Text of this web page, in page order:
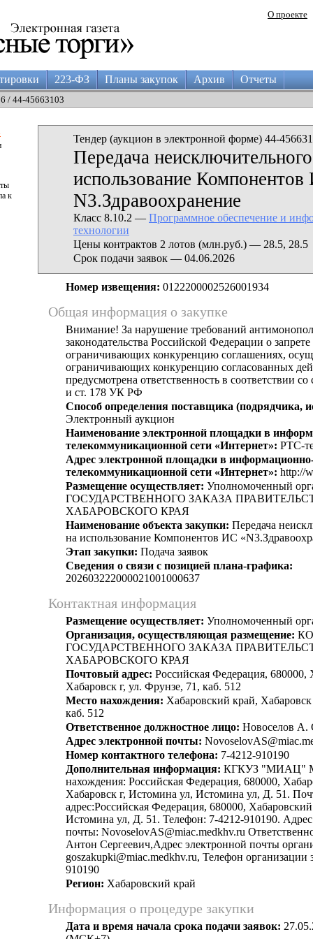
О проекте
223-ФЗ Планы закупок Архив Отчеты
/ 44-45663103
к
Тендер (аукцион в электронной форме) 44-
Передача
использование
N3.Здравоохранение
Класс 8.10.2 — Программное обеспечение и
технологии
Цены контрактов 2 лотов (млн.руб.) — 28.5, 28.5
Срок подачи заявок — 04.06.2026
Номер извещения: 0122200002526001934
Общая информация о закупке
Внимание! За нарушение требований
законодательства Российской Федерации о запрете
ограничивающих конкуренцию соглашениях,
ограничивающих конкуренцию согласованных
предусмотрена ответственность в соответствии
и ст. 178 УК РФ
Способ определения поставщика (подрядчика,
Электронный аукцион
Наименование электронной площадки в
телекоммуникационной сети «Интернет»: РТС-
Адрес электронной площадки в
телекоммуникационной сети «Интернет»: http://
Размещение осуществляет: Уполномоченный
ГОСУДАРСТВЕННОГО ЗАКАЗА
ХАБАРОВСКОГО КРАЯ
Наименование объекта закупки: Передача
на использование Компонентов ИС
Этап закупки: Подача заявок
Сведения о связи с позицией плана-графика:
202603222000021001000637
Контактная информация
Размещение осуществляет: Уполномоченный
Организация, осуществляющая размещение:
ГОСУДАРСТВЕННОГО ЗАКАЗА
ХАБАРОВСКОГО КРАЯ
Почтовый адрес: Российская Федерация, 680000,
Хабаровск г, ул. Фрунзе, 71, каб. 512
Место нахождения: Хабаровский край,
каб. 512
Ответственное должностное лицо: Новоселов А.
Адрес электронной почты:
Номер контактного телефона: 7-4212-910190
Дополнительная информация: КГКУЗ "МИАЦ"
нахождения: Российская Федерация, 680000,
Хабаровск г, Истомина ул, Истомина ул, Д. 51.
адрес:Российская Федерация, 680000,
Истомина ул, Д. 51. Телефон: 7-4212-910190.
почты: NovoselovAS@miac.medkhv.ru
Антон Сергеевич,Адрес электронной почты
goszakupki@miac.medkhv.ru, Телефон организации
910190
Регион: Хабаровский край
Информация о процедуре закупки
Дата и время начала срока подачи заявок: